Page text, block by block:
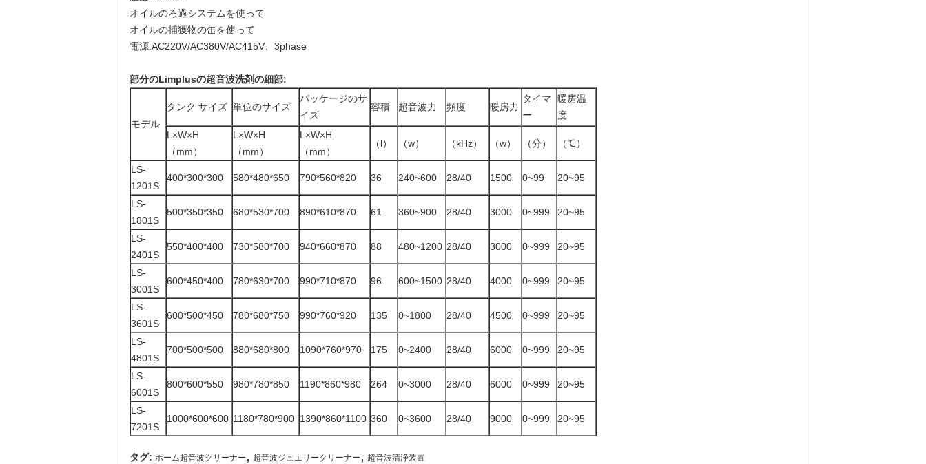
オイルのろ過システムを使って
オイルの捕獲物の缶を使って
電源:AC220V/AC380V/AC415V、3phase
部分のLimplusの超音波洗剤の細部:
モデル
タンク サイズ 単位のサイズ
パッケージのサ
イズ
容積 超音波力 頻度 暖房力
タイマ
ー
暖房温
度
L×W×H
（mm）
L×W×H
（mm）
L×W×H
（mm）
（l） （w） （kHz） （w） （分） （℃）
LS-
1201S
400*300*300 580*480*650 790*560*820 36 240~600 28/40 1500 0~99 20~95
LS-
1801S
500*350*350 680*530*700 890*610*870 61 360~900 28/40 3000 0~999 20~95
LS-
2401S
550*400*400 730*580*700 940*660*870 88 480~1200 28/40 3000 0~999 20~95
LS-
3001S
600*450*400 780*630*700 990*710*870 96 600~1500 28/40 4000 0~999 20~95
LS-
3601S
600*500*450 780*680*750 990*760*920 135 0~1800 28/40 4500 0~999 20~95
LS-
4801S
700*500*500 880*680*800 1090*760*970 175 0~2400 28/40 6000 0~999 20~95
LS-
6001S
800*600*550 980*780*850 1190*860*980 264 0~3000 28/40 6000 0~999 20~95
LS-
7201S
1000*600*600 1180*780*900 1390*860*1100 360 0~3600 28/40 9000 0~999 20~95
タグ: ホーム超音波クリーナー , 超音波ジュエリークリーナー , 超音波清浄装置